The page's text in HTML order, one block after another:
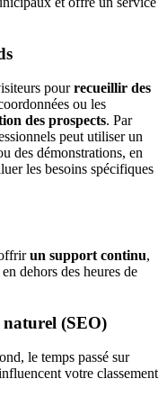
pourrecueillir des
ou les
des prospects. Par
peut utiliser un
des démonstrations, en
les besoins spécifiques
un support continu,
dehors des heures de
(SEO)
le temps passé sur
votre classement